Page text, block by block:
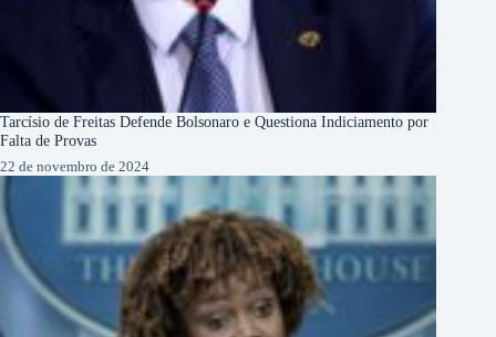
Tarcísio de Freitas Defende Bolsonaro e Questiona Indiciamento por
Falta de Provas
22 de novembro de 2024